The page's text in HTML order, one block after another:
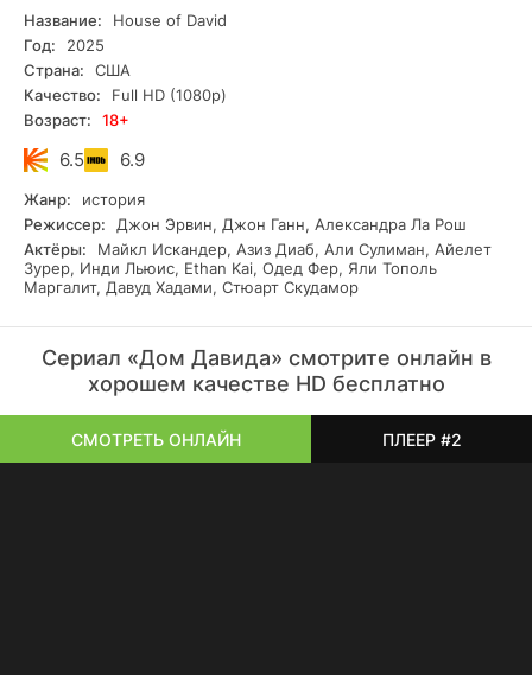
Давид, ставший врагом для прежнего царя, внезапно
Он не просто сражается за трон, но и борется с
внутренними демонами, которые подстерегают его на
каждом шагу.
История раскрывает противоречия человеческой натуры,
преданность и верность, а также непростые решения,
которые приходится принимать как Давиду, так и Саулу.
Силы, управляющие судьбой этих двух личностей,
переплетаются, создавая динамические события,
которые будут оставаться в памяти участников их эпопеи
навсегда.
Название:
House of David
Год:
2025
Страна:
США
Качество:
Full HD (1080p)
Возраст:
18+
6.5 6.9
Жанр:
история
Режиссер:
Джон Эрвин, Джон Ганн, Александра Ла Рош
Актёры:
Майкл Искандер, Азиз Диаб, Али Сулиман, Айелет
Зурер, Инди Льюис, Ethan Kai, Одед Фер, Яли Тополь
Маргалит, Давуд Хадами, Стюарт Скудамор
Сериал «Дом Давида» смотрите онлайн в
хорошем качестве HD бесплатно
СМОТРЕТЬ ОНЛАЙН ПЛЕЕР #2